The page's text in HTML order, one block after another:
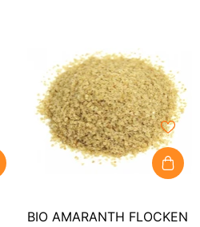
BIO AMARANTH FLOCKEN